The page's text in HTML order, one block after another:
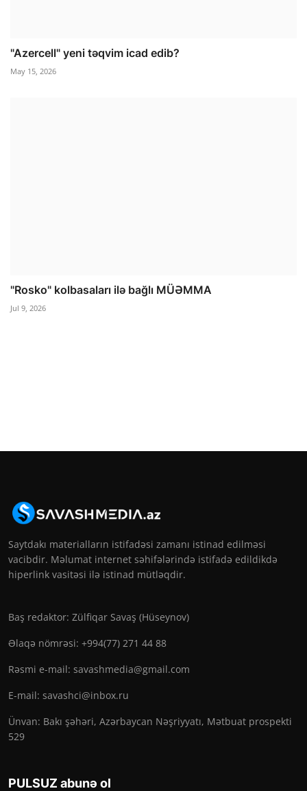
"Azercell" yeni təqvim icad edib?
May 15, 2026
"Rosko" kolbasaları ilə bağlı MÜƏMMA
Jul 9, 2026
Saytdakı materialların istifadəsi zamanı istinad edilməsi
vacibdir. Məlumat internet səhifələrində istifadə edildikdə
hiperlink vasitəsi ilə istinad mütləqdir.
Baş redaktor: Zülfiqar Savaş (Hüseynov)
Əlaqə nömrəsi: +994(77) 271 44 88
Rəsmi e-mail: savashmedia@gmail.com
E-mail: savashci@inbox.ru
Ünvan: Bakı şəhəri, Azərbaycan Nəşriyyatı, Mətbuat prospekti
529
PULSUZ abunə ol